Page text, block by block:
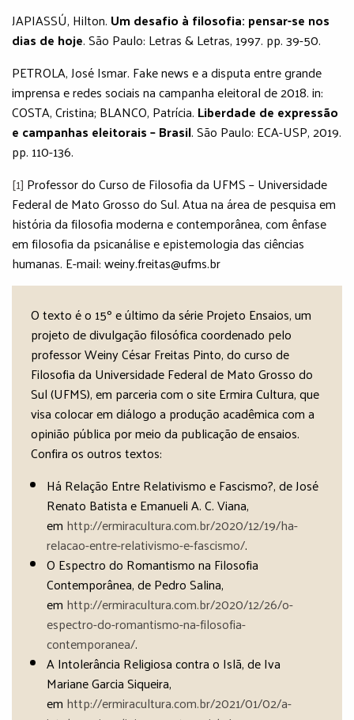
JAPIASSÚ, Hilton. Um desafio à filosofia: pensar-se nos
dias de hoje. São Paulo: Letras & Letras, 1997. pp. 39-50.
PETROLA, José Ismar. Fake news e a disputa entre grande
imprensa e redes sociais na campanha eleitoral de 2018. in:
COSTA, Cristina; BLANCO, Patrícia. Liberdade de expressão
e campanhas eleitorais – Brasil. São Paulo: ECA-USP, 2019.
pp. 110-136.
[1] Professor do Curso de Filosofia da UFMS – Universidade
Federal de Mato Grosso do Sul. Atua na área de pesquisa em
história da filosofia moderna e contemporânea, com ênfase
em filosofia da psicanálise e epistemologia das ciências
humanas. E-mail: weiny.freitas@ufms.br
O texto é o 15º e último da série Projeto Ensaios, um
projeto de divulgação filosófica coordenado pelo
professor Weiny César Freitas Pinto, do curso de
Filosofia da Universidade Federal de Mato Grosso do
Sul (UFMS), em parceria com o site Ermira Cultura, que
visa colocar em diálogo a produção acadêmica com a
opinião pública por meio da publicação de ensaios.
Confira os outros textos:
Há Relação Entre Relativismo e Fascismo?, de José
Renato Batista e Emanueli A. C. Viana,
em http://ermiracultura.com.br/2020/12/19/ha-
relacao-entre-relativismo-e-fascismo/.
O Espectro do Romantismo na Filosofia
Contemporânea, de Pedro Salina,
em http://ermiracultura.com.br/2020/12/26/o-
espectro-do-romantismo-na-filosofia-
contemporanea/.
A Intolerância Religiosa contra o Islã, de Iva
Mariane Garcia Siqueira,
em http://ermiracultura.com.br/2021/01/02/a-